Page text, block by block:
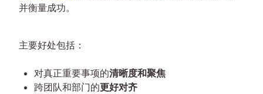
并衡量成功。
主要好处包括：
对真正重要事项的清晰度和聚焦
跨团队和部门的更好对齐